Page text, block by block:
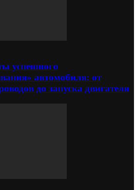
успешного
автомобиля: от
до запуска двигателя